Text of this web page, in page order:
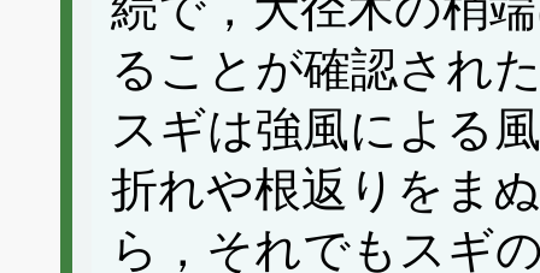
ることが確認され
スギは強風による
折れや根返りをま
ら，それでもスギ